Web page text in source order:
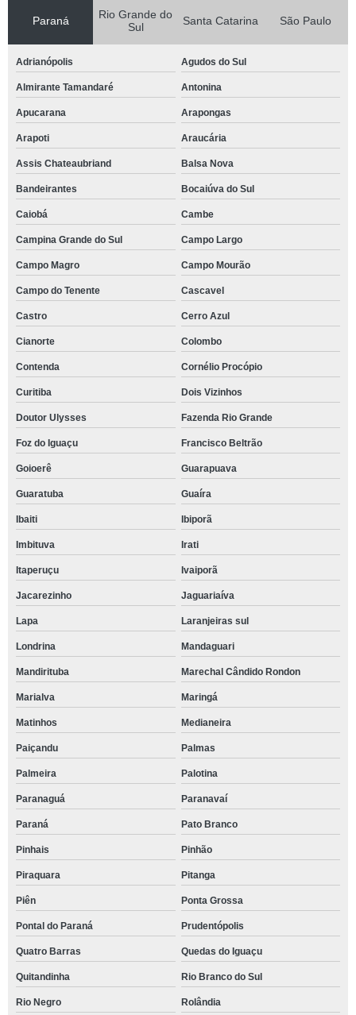
Paraná
Rio Grande do
Sul
Santa Catarina São Paulo
Adrianópolis Agudos do Sul
Almirante Tamandaré Antonina
Apucarana Arapongas
Arapoti Araucária
Assis Chateaubriand Balsa Nova
Bandeirantes Bocaiúva do Sul
Caiobá Cambe
Campina Grande do Sul Campo Largo
Campo Magro Campo Mourão
Campo do Tenente Cascavel
Castro Cerro Azul
Cianorte Colombo
Contenda Cornélio Procópio
Curitiba Dois Vizinhos
Doutor Ulysses Fazenda Rio Grande
Foz do Iguaçu Francisco Beltrão
Goioerê Guarapuava
Guaratuba Guaíra
Ibaiti Ibiporã
Imbituva Irati
Itaperuçu Ivaiporã
Jacarezinho Jaguariaíva
Lapa Laranjeiras sul
Londrina Mandaguari
Mandirituba Marechal Cândido Rondon
Marialva Maringá
Matinhos Medianeira
Paiçandu Palmas
Palmeira Palotina
Paranaguá Paranavaí
Paraná Pato Branco
Pinhais Pinhão
Piraquara Pitanga
Piên Ponta Grossa
Pontal do Paraná Prudentópolis
Quatro Barras Quedas do Iguaçu
Quitandinha Rio Branco do Sul
Rio Negro Rolândia